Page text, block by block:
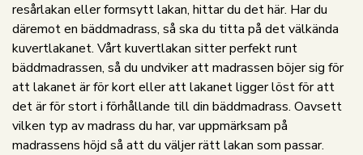
resårlakan eller formsytt lakan, hittar du det här. Har du
däremot en bäddmadrass, så ska du titta på det välkända
kuvertlakanet. Vårt kuvertlakan sitter perfekt runt
bäddmadrassen, så du undviker att madrassen böjer sig för
att lakanet är för kort eller att lakanet ligger löst för att
det är för stort i förhållande till din bäddmadrass. Oavsett
vilken typ av madrass du har, var uppmärksam på
madrassens höjd så att du väljer rätt lakan som passar.